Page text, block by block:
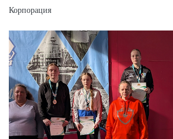
Корпорация